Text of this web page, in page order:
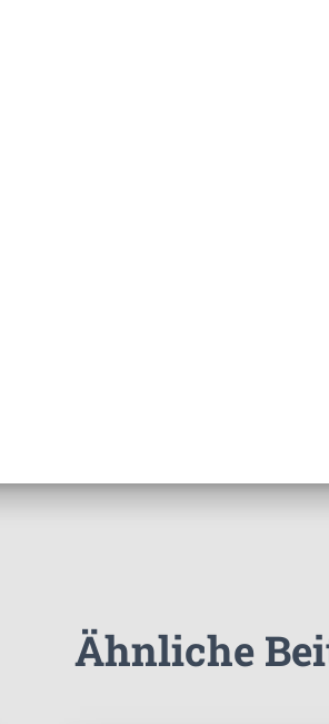
Ähnliche